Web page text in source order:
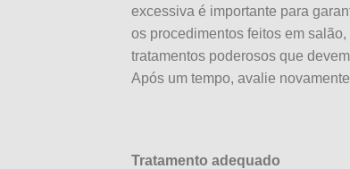
excessiva é importante para
os procedimentos feitos em
tratamentos poderosos que
Após um tempo, avalie
Tratamento adequado